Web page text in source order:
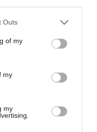
one or more Google
You may click to
its third-party tags to
in below Google
Outs
of my
my
my